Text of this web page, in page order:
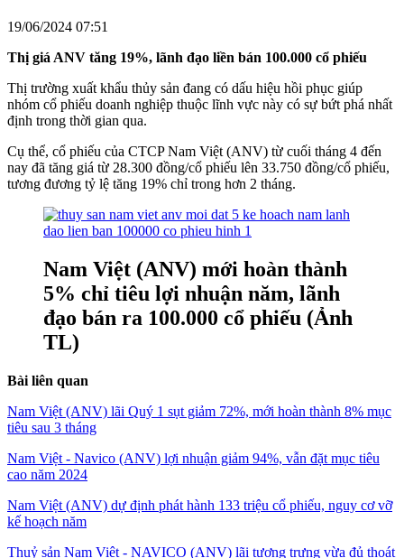
19/06/2024 07:51
Thị giá ANV tăng 19%, lãnh đạo liền bán 100.000 cổ phiếu
Thị trường xuất khẩu thủy sản đang có dấu hiệu hồi phục giúp
nhóm cổ phiếu doanh nghiệp thuộc lĩnh vực này có sự bứt phá nhất
định trong thời gian qua.
Cụ thể, cổ phiếu của CTCP Nam Việt (ANV) từ cuối tháng 4 đến
nay đã tăng giá từ 28.300 đồng/cổ phiếu lên 33.750 đồng/cổ phiếu,
tương đương tỷ lệ tăng 19% chỉ trong hơn 2 tháng.
Nam Việt (ANV) mới hoàn thành
5% chỉ tiêu lợi nhuận năm, lãnh
đạo bán ra 100.000 cổ phiếu (Ảnh
TL)
Bài liên quan
Nam Việt (ANV) lãi Quý 1 sụt giảm 72%, mới hoàn thành 8% mục
tiêu sau 3 tháng
Nam Việt - Navico (ANV) lợi nhuận giảm 94%, vẫn đặt mục tiêu
cao năm 2024
Nam Việt (ANV) dự định phát hành 133 triệu cổ phiếu, nguy cơ vỡ
kế hoạch năm
Thuỷ sản Nam Việt - NAVICO (ANV) lãi tượng trưng vừa đủ thoát